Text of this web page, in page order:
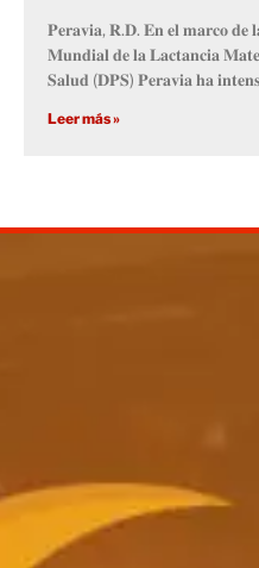
𝐏𝐞𝐫𝐚𝐯𝐢𝐚, 𝐑.𝐃. 𝐄𝐧 𝐞𝐥 𝐦𝐚𝐫𝐜𝐨 𝐝𝐞
𝐌𝐮𝐧𝐝𝐢𝐚𝐥 𝐝𝐞 𝐥𝐚 𝐋𝐚𝐜𝐭𝐚𝐧𝐜𝐢𝐚
𝐒𝐚𝐥𝐮𝐝 (𝐃𝐏𝐒) 𝐏𝐞𝐫𝐚𝐯𝐢𝐚 𝐡𝐚
Leer más »